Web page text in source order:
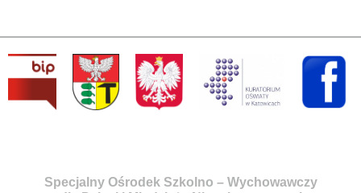
Specjalny Ośrodek Szkolno – Wychowawczy